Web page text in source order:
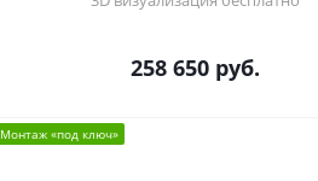
258 650руб.
Монтаж «под ключ»